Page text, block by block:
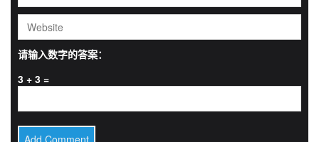
请输入数字的答案：
3 + 3 =